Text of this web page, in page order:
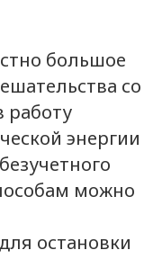
большое
со
работу
энергии
можно
остановки